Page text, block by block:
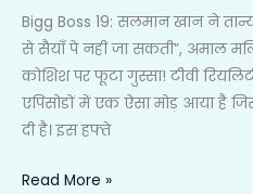
Bigg Boss 19: सलमान खान ने
से सैयाँ पे नहीं जा सकती”, अमाल
कोशिश पर फूटा गुस्सा! टीवी
एपिसोडों में एक ऐसा मोड़ आया है
दी है। इस हफ्ते
नहीं
जा
सकती”,
अमाल
मलिक
नॉमिनेट
Read More »